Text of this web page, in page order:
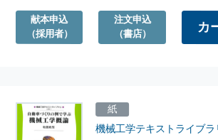
献本申込
（採用者）
注文申込
（書店）
機械工学テキストライブラ
紙